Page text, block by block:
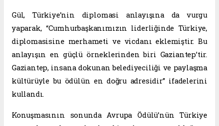
Gül, Türkiye’nin diplomasi anlayışına da vurgu
yaparak, “Cumhurbaşkanımızın liderliğinde Türkiye,
diplomasisine merhameti ve vicdanı eklemiştir. Bu
anlayışın en güçlü örneklerinden biri Gaziantep’tir.
Gaziantep, insana dokunan belediyeciliği ve paylaşma
kültürüyle bu ödülün en doğru adresidir” ifadelerini
kullandı.
Konuşmasının sonunda Avrupa Ödülü’nün Türkiye